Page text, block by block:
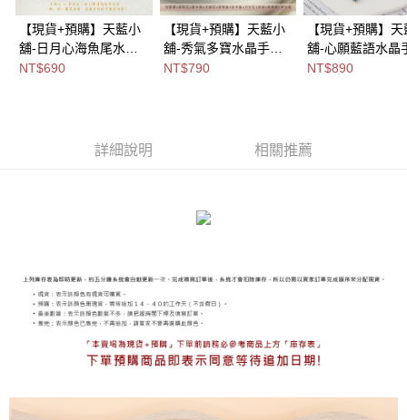
【現貨+預購】天藍小
舖-日月心海魚尾水晶
手鍊-共2色
NT$690
【現貨+預購】天藍小
舖-秀氣多寶水晶手鍊
(客製手圍)-單1款-
NT$790
【現貨+預購】
舖-心願藍語水晶
(客製手圍)-單1款
NT$890
詳細說明 相關推薦